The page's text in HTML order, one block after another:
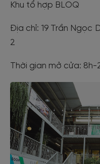
Khu tổ hợp BLOQ
Địa chỉ: 19 Trần Ngọc
2
Thời gian mở cửa: 8h-